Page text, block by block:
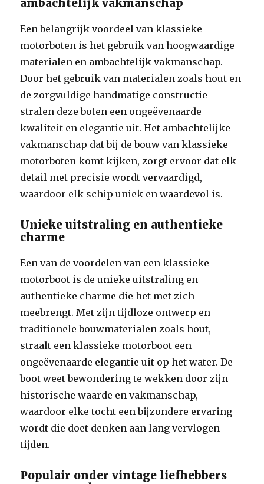
ambachtelijk vakmanschap
Een belangrijk voordeel van klassieke
motorboten is het gebruik van hoogwaardige
materialen en ambachtelijk vakmanschap.
Door het gebruik van materialen zoals hout en
de zorgvuldige handmatige constructie
stralen deze boten een ongeëvenaarde
kwaliteit en elegantie uit. Het ambachtelijke
vakmanschap dat bij de bouw van klassieke
motorboten komt kijken, zorgt ervoor dat elk
detail met precisie wordt vervaardigd,
waardoor elk schip uniek en waardevol is.
Unieke uitstraling en authentieke
charme
Een van de voordelen van een klassieke
motorboot is de unieke uitstraling en
authentieke charme die het met zich
meebrengt. Met zijn tijdloze ontwerp en
traditionele bouwmaterialen zoals hout,
straalt een klassieke motorboot een
ongeëvenaarde elegantie uit op het water. De
boot weet bewondering te wekken door zijn
historische waarde en vakmanschap,
waardoor elke tocht een bijzondere ervaring
wordt die doet denken aan lang vervlogen
tijden.
Populair onder vintage liefhebbers